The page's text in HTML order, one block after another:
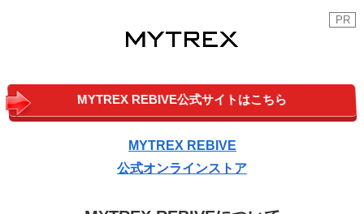
PR
MYTREX REBIVE公式サイトはこちら
MYTREX REBIVE
公式オンラインストア